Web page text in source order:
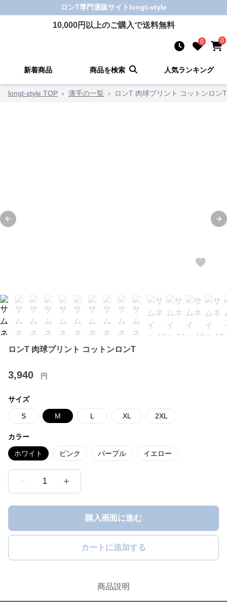
ロンT専門通販サイト longt-style
10,000円以上のご購入で送料無料
0 0
新着商品 商品を検索 人気ランキング
longt-style TOP › 薄手の一覧 › ロンT 肉球プリント コットンロンT
Previous slide
ロンT 肉球プリント コットンロンT
3,940 円
サイズ
S M L XL 2XL
カラー
ホワイト ピンク パープル イエロー
1
購入画面に進む
カートに追加する
商品説明